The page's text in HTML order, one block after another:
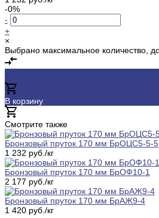
-0%
-
+
×
Выбрано максимальное количество,
В корзину
Смотрите также
Бронзовый пруток 170 мм БрОЦС5-5-5
1 232 руб./кг
Бронзовый пруток 170 мм БрОФ10-1
2 177 руб./кг
Бронзовый пруток 170 мм БрАЖ9-4
1 420 руб./кг